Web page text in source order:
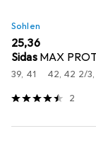
Sohlen
EUR
25,36
Sidas MAX
39, 41 42, 42 2/
2